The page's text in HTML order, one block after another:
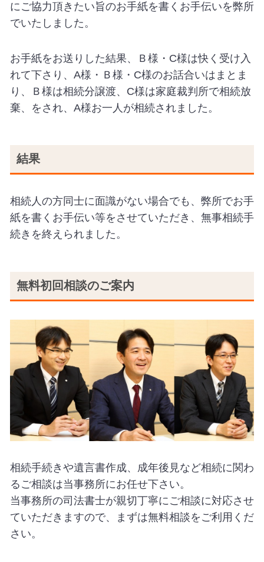
にご協力頂きたい旨のお手紙を書くお手伝いを弊所
でいたしました。
お手紙をお送りした結果、Ｂ様・C様は快く受け入
れて下さり、A様・Ｂ様・C様のお話合いはまとま
り、Ｂ様は相続分譲渡、C様は家庭裁判所で相続放
棄、をされ、A様お一人が相続されました。
結果
相続人の方同士に面識がない場合でも、弊所でお手
紙を書くお手伝い等をさせていただき、無事相続手
続きを終えられました。
無料初回相談のご案内
相続手続きや遺言書作成、成年後見など相続に関わ
るご相談は当事務所にお任せ下さい。
当事務所の司法書士が親切丁寧にご相談に対応させ
ていただきますので、まずは無料相談をご利用くだ
さい。